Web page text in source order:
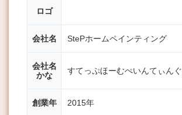
ロゴ
会社名 StePホームペインティング
会社名
かな
すてっぷほーむぺいんてぃんぐ
創業年 2015年